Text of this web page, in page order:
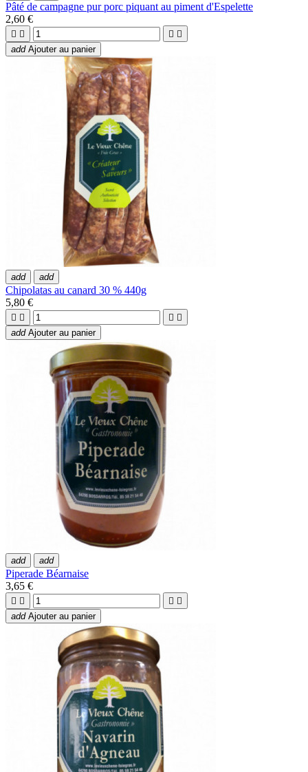
Pâté de campagne pur porc piquant au piment d'Espelette
2,60 €
   
add Ajouter au panier
add add
Chipolatas au canard 30 % 440g
5,80 €
   
add Ajouter au panier
add add
Piperade Béarnaise
3,65 €
   
add Ajouter au panier